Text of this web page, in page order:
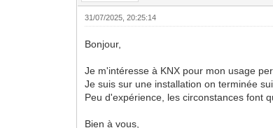
31/07/2025, 20:25:14
Bonjour,
Je m'intéresse à KNX pour mon usage
Je suis sur une installation on terminée
Peu d'expérience, les circonstances font
Bien à vous,